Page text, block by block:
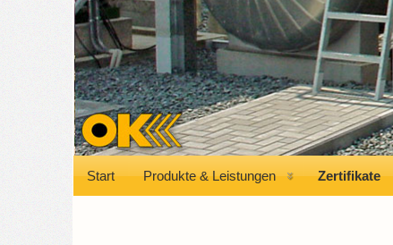
Start Produkte & Leistungen Zertifikate